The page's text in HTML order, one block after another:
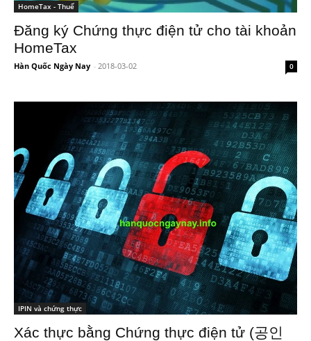
HomeTax - Thuế
Đăng ký Chứng thực điện tử cho tài khoản
HomeTax
Hàn Quốc Ngày Nay - 2018-03-02 0
IPIN và chứng thực
Xác thực bằng Chứng thực điện tử (공인